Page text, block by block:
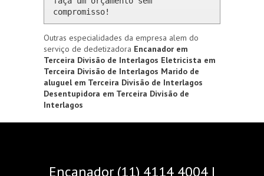
compromisso!
Outras especialidades da empresa alem do
serviço de dedetizadora Encanador em
Terceira Divisão de Interlagos Eletricista em
Terceira Divisão de Interlagos Marido de
aluguel em Terceira Divisão de Interlagos
Desentupidora em Terceira Divisão de
Interlagos
Encanador (11) 4114 4004 |